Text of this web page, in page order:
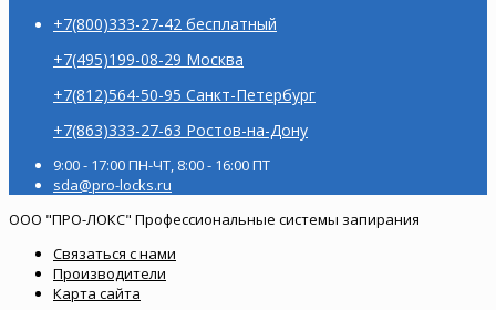
+7(800)333-27-42 бесплатный
+7(495)199-08-29 Москва
+7(812)564-50-95 Санкт-Петербург
+7(863)333-27-63 Ростов-на-Дону
9:00 - 17:00 ПН-ЧТ, 8:00 - 16:00 ПТ
sda@pro-locks.ru
ООО "ПРО-ЛОКС" Профессиональные системы запирания
Связаться с нами
Производители
Карта сайта